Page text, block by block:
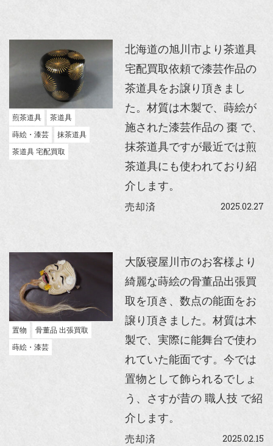
煎茶道具
茶道具
蒔絵・漆芸
抹茶道具
茶道具 宅配買取
北海道の旭川市より茶道具
宅配買取依頼で漆芸作品の
茶道具をお譲り頂きまし
た。材質は木製で、蒔絵が
施された漆芸作品の 棗 で、
抹茶道具ですが最近では煎
茶道具にも使われており紹
介します。
売却済 2025.02.27
置物
骨董品 出張買取
蒔絵・漆芸
大阪寝屋川市のお客様より
綺麗な蒔絵の骨董品出張買
取を頂き、数点の能面をお
譲り頂きました。材質は木
製で、実際に能舞台で使わ
れていた能面です。今では
置物として飾られるでしょ
う、さすが昔の 職人技 で紹
介します。
売却済 2025.02.15